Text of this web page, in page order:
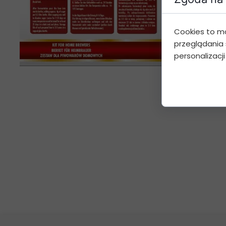
Cookies to
przeglądania